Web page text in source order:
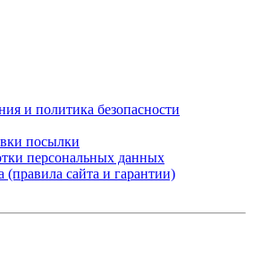
и политика безопасности
посылки
персональных данных
(правила сайта и гарантии)